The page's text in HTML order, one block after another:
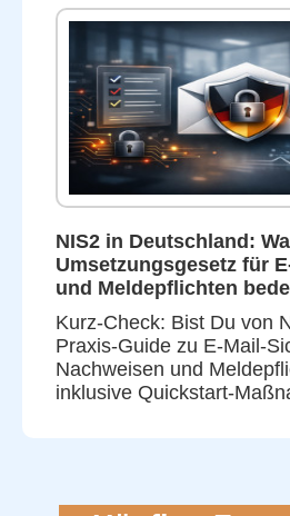
NIS2 in Deutschland:
Umsetzungsgesetz für
und Meldepflichten
Kurz-Check: Bist Du von
Praxis-Guide zu E-Mail-
Nachweisen und
inklusive Quickstart-